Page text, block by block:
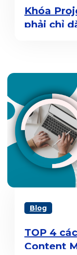
Khóa
phải chỉ
Blog
TOP 4
Content